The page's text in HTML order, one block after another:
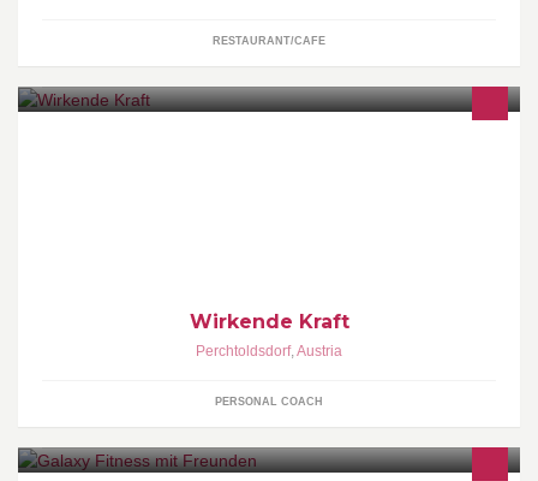
RESTAURANT/CAFE
Wirkende Kraft
Perchtoldsdorf,Austria
PERSONAL COACH